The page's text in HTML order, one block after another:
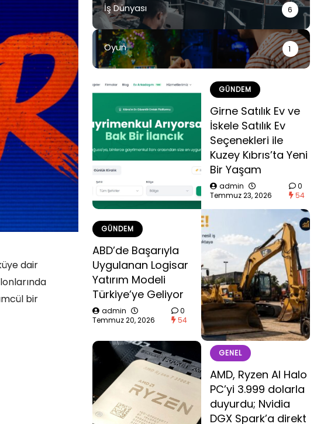
dair
bir
İş Dünyası 6
Oyun 1
GÜNDEM
Girne Satılık Ev ve
İskele Satılık Ev
Seçenekleri ile
Kuzey Kıbrıs’ta Yeni
Bir Yaşam
admin
Temmuz 23, 2026
0
54
GÜNDEM
ABD’de Başarıyla
Uygulanan Logisar
Yatırım Modeli
Türkiye’ye Geliyor
admin
Temmuz 20, 2026
0
54
GENEL
AMD, Ryzen AI Halo
PC’yi 3.999 dolarla
duyurdu; Nvidia
DGX Spark’a direkt